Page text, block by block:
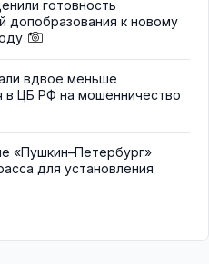
готовность
допобразования к новому
вдвое меньше
в ЦБ РФ на мошенничество
«Пушкин–Петербург»
для установления